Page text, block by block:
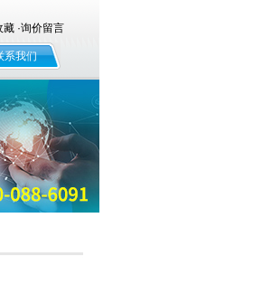
藏·询价留言
系我们